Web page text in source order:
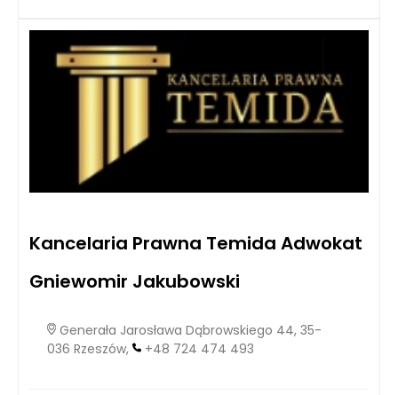
Kancelaria Prawna Temida Adwokat
Gniewomir Jakubowski
Generała Jarosława Dąbrowskiego 44, 35-
036 Rzeszów,
+48 724 474 493